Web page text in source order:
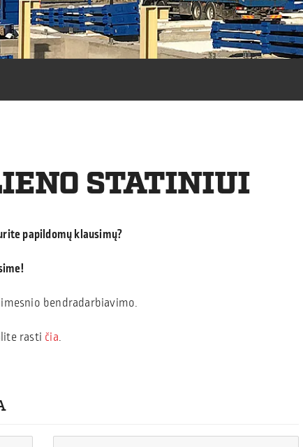
STATINIUI
papildomų klausimų?
bendradarbiavimo.
rasti čia.